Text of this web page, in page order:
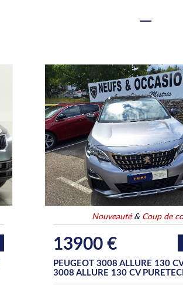
Nouveauté& Coup de
13900 €
PEUGEOT 3008 ALLURE 130
3008 ALLURE 130 CV